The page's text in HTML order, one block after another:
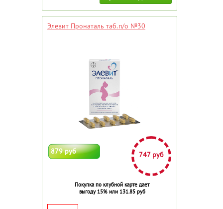
Элевит Пронаталь таб.п/о №30
879 руб 747 руб
Покупка по клубной карте дает
выгоду 15% или 131.85 руб